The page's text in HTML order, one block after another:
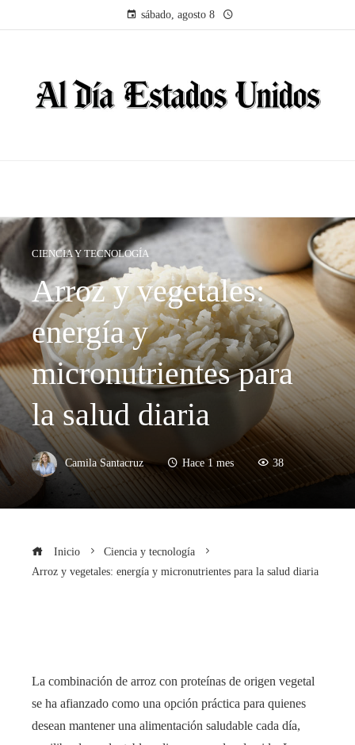
sábado, agosto 8
CIENCIA Y TECNOLOGÍA
Arroz y vegetales:
energía y
micronutrientes para
la salud diaria
Camila Santacruz Hace 1 mes 38
Inicio
Ciencia y tecnología
Arroz y vegetales: energía y micronutrientes para la salud diaria
La combinación de arroz con proteínas de origen vegetal
se ha afianzado como una opción práctica para quienes
desean mantener una alimentación saludable cada día,